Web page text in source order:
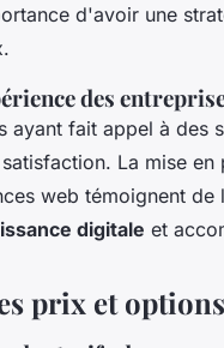
d'avoir une
des
ayant fait appel à des
La mise
web témoignent
digitale et
prix et